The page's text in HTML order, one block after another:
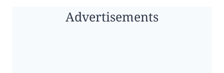
Advertisements